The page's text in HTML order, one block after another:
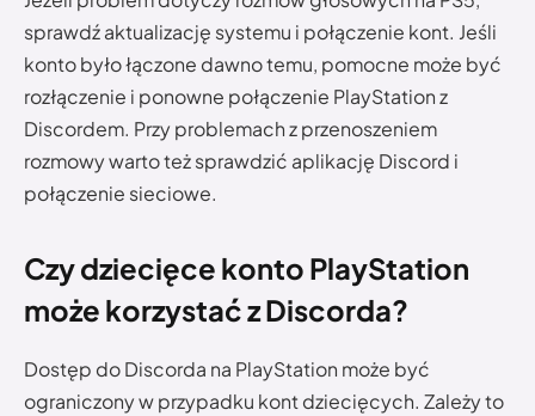
sprawdź aktualizację systemu i połączenie kont. Jeśli
konto było łączone dawno temu, pomocne może być
rozłączenie i ponowne połączenie PlayStation z
Discordem. Przy problemach z przenoszeniem
rozmowy warto też sprawdzić aplikację Discord i
połączenie sieciowe.
Czy dziecięce konto PlayStation
może korzystać z Discorda?
Dostęp do Discorda na PlayStation może być
ograniczony w przypadku kont dziecięcych. Zależy to